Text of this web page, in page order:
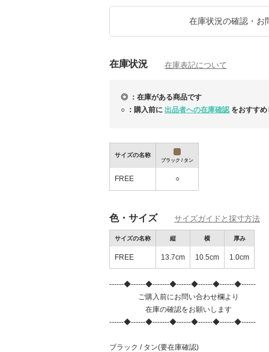
在庫状況の確認・お
在庫状況 在庫表記について
◎ ：在庫がある商品です
○ ：購入前に 出品者への在庫確認 をおすす
サイズの名称
ブラック / タン
FREE ○
色・サイズ サイズガイドと採寸方法
サイズの名称 縦 横 厚み
FREE 13.7cm 10.5cm 1.0cm
------◆------◆-------◆------◆------◆------◆------
ご購入前にお問い合わせ欄より
在庫の確認をお願いします
------◆------◆-------◆------◆------◆------◆------
ブラック / タン(要在庫確認)